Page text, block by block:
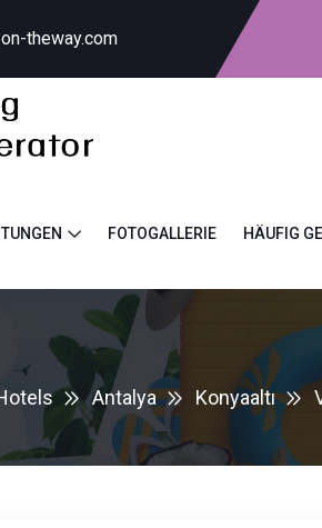
theway.com
FOTOGALLERIE HÄUFIG
Antalya Konyaaltı